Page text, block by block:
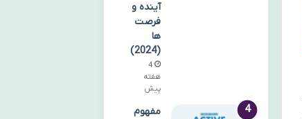
آینده و
فرصت
ها
(2024)
4
هفته
پیش
مفهوم